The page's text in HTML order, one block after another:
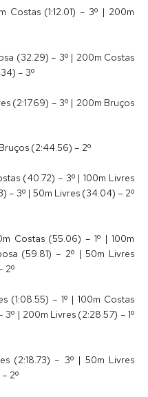
Costas (1:12.01) – 3º | 200m
(32.29) – 3º | 200m Costas
– 3º
(2:17.69) – 3º | 200m Bruços
(2:44.56) – 2º
(40.72) – 3º | 100m Livres
– 3º | 50m Livres (34.04) – 2º
Costas (55.06) – 1º | 100m
(59.81) – 2º | 50m Livres
2º
(1:08.55) – 1º | 100m Costas
3º | 200m Livres (2:28.57) – 1º
(2:18.73) – 3º | 50m Livres
2º